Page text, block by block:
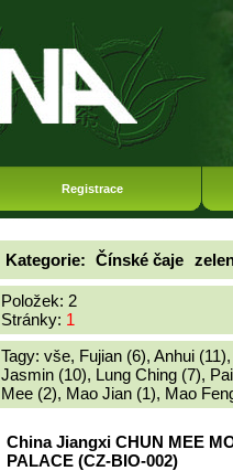
Registrace
Kategorie: Čínské čaje
Položek: 2
Stránky: 1
Tagy: vše, Fujian (6), Anhui (11)
Jasmin (10), Lung Ching (7),
Mee (2), Mao Jian (1), Mao
China Jiangxi CHUN MEE
PALACE (CZ-BIO-002)